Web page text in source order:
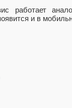
работает
и в